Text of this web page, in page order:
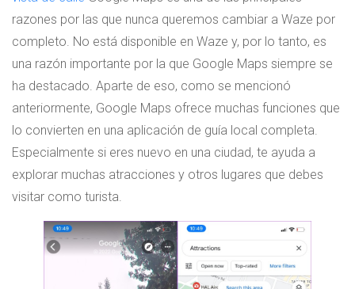
razones por las que nunca queremos cambiar a Waze por
completo. No está disponible en Waze y, por lo tanto, es
una razón importante por la que Google Maps siempre se
ha destacado. Aparte de eso, como se mencionó
anteriormente, Google Maps ofrece muchas funciones que
lo convierten en una aplicación de guía local completa.
Especialmente si eres nuevo en una ciudad, te ayuda a
explorar muchas atracciones y otros lugares que debes
visitar como turista.